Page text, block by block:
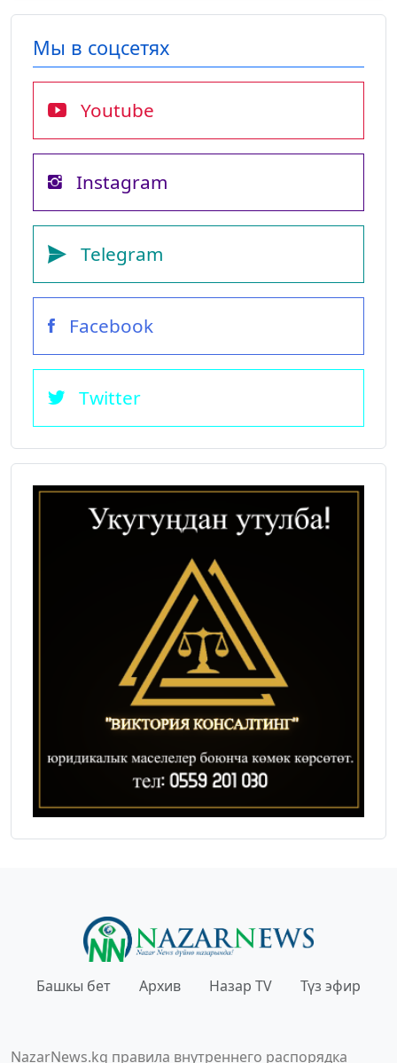
Мы в соцсетях
Youtube
Instagram
Telegram
Facebook
Twitter
Башкы бет Архив Назар TV Түз эфир
NazarNews.kg правила внутреннего распорядка